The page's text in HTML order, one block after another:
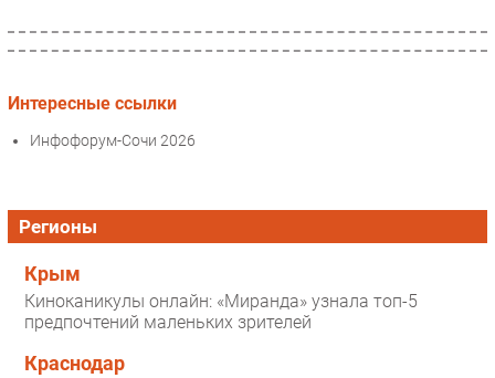
Интересные ссылки
Инфофорум-Сочи 2026
Регионы
Крым
Киноканикулы онлайн: «Миранда» узнала топ-5
предпочтений маленьких зрителей
Краснодар